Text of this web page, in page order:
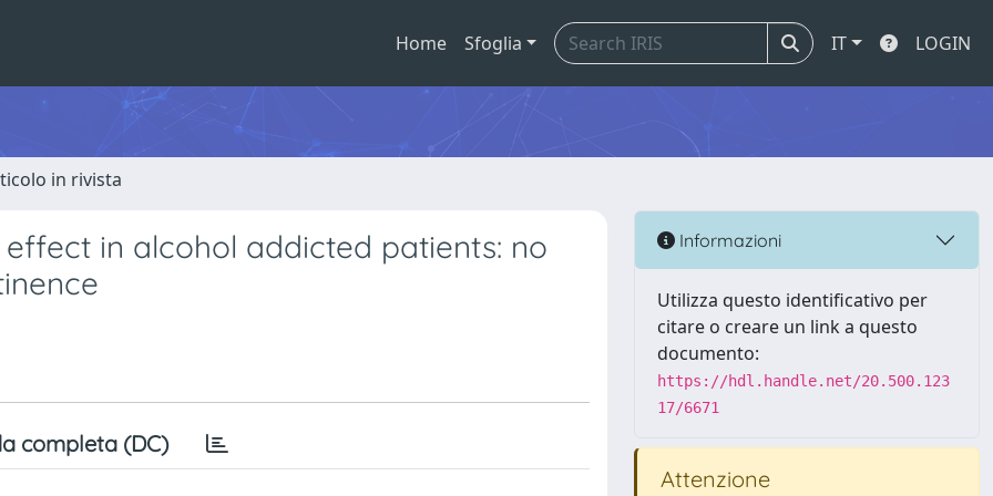
Home Sfoglia IT LOGIN
in rivista
in alcohol addicted patients: no
completa (DC)
Informazioni
Utilizza questo identificativo per
citare o creare un link a questo
documento:
https://hdl.handle.net/20.500.123
17/6671
Attenzione